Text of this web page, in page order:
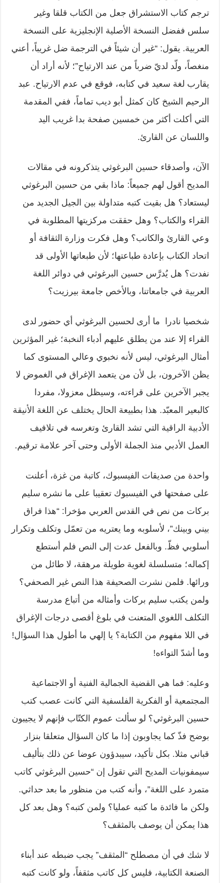
ترجم كتاب الاستشراق جعل من الكتاب قلقا وغير
سلس ففضل النسخة الأصلية الإنجليزية على النسخة
العربية. يقول: “غير أن شيئاً في الترجمة ضل غريباً، أعني
منغصاً، ولّد لديّ ضرباً من عند الارتياح”؛ لأنه أراد أن
يقارب لغة سعيد في كتابه، فوقع في عدم الارتياح. عبد
الرحيم الشيخ كان كمثل أبو ديب تماماً، ففي المقدمة
التي أكلت أكثر من خمسين صفحة بدا غريب اليد
واللسان عن القارئ.
الآن، وأصدقاء حسين البرغوثي يتذكرونه في مقالات
المديح أقول لهم جميعاً: ماذا بقي من حسين البرغوثي
ليستعاد؟ هل بقيت كتبه متداولة بين الجيل الجديد من
القراء والكتاب؟ وهل حققت مركزيتها المطلوبة في
وعي القارئ والكاتب؟ وهل فكرت وزارة الثقافة أو
اتحاد الكتاب بإعادة طباعتها؛ لأن طبعاتها الأولى قد
نفدت؟ هل يُدرَّس حسين البرغوثي في دوائر اللغة
العربية في جامعاتنا، وبالأخص جامعة بيرزيت؟
شخصيا نادرا ما أرى لحسين البرغوثي أي حضور لدى
القراء إلا عند من يطلق عليهم أدباء النخبة؛ غير المؤثرين
أمثال البرغوثي، ليس لأنه نخبوي وعالي المستوى كما
يظن الآخرون، بل لأن من يتعمد الإغراق في الغموض لا
يجبر الآخرين على قراءته، وسيظل معزولا، مفردا
كالبعير المعبّد. هذا بطبيعة الحال يختلف عن اللغة الأنيقة
الأدبية الراقية التي تشد القارئ وتغرسه في تلافيف
العمل الأدبي منذ الجملة الأولى وحتى آخر علامة ترقيم.
واحدة من صديقات الفيسبوك، كاتبة من غزة، أعلنت
على صفحتها في الفيسبوك تعقيبا على ما نشره سليم
بركات من نص في القدس العربي مؤخرا: “هذا فراق
بيني وبينك”، لأسلوبه وما يعتريه من تعمّل وتكلف وتكرار
أسلوبي فظّ. وبالفعل عدت إلى النص فلم أستطع
إكماله؛ متسلسلة لغوية طويلة مرهقة، لا طائل من
ورائها. فلمن نشرت الصحيفة هذا النص غير الصحفي؟
ولمن يكتب سليم بركات وأمثاله من أتباع مدرسة
التكلف اللغوي المتعنت في بلوغ أقصى درجات الإغراق
في اللا مفهوم من الكتابة؟ يا إلهي ما أطول هذا السؤال!
وما أشدّ التواءه!
وعليه: فما هي القضية الجمالية الفنية أو الاجتماعية
المجتمعية أو الفكرية الفلسفية التي كانت عصب كتب
حسين البرغوثي؟ لو سألت عموم الكتّاب فإنهم لا يجيبون
بوضح فذّ كما يجاوبون إذا ما كان السؤال متعلقا بنزار
قباني مثلا. بكل تأكيد، سيبدؤون عوضا عن ذلك بتأليف
سيمفونيات المديح التي تقول إن “حسين البرغوثي كاتب
متمرد على اللغة”، وأنه كتب من منظور ما بعد حداثي.
ولكن ما فائدة ما كتبه عمليا؟ ولمن كتبه؟ وهل بعد كل
هذا يمكن أن يوصف بالمثقف؟
لا شك في أن مصطلح “المثقف” يجب ضبطه عند أبناء
الصنعة الكتابية، فليس كل كاتب مثقفاً، ولو كانت كتبه